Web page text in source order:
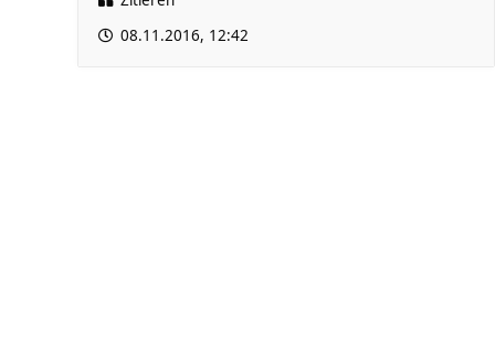
08.11.2016, 12:42